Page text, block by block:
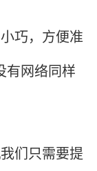
巧，方便准
有网络同样
们只需要提